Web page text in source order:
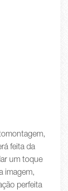
feita da
um toque
imagem,
perfeita